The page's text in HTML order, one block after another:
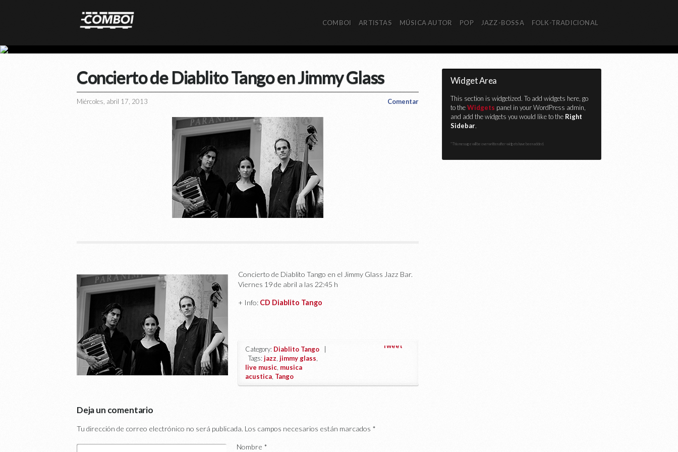
COMBOI ARTISTAS MÚSICA AUTOR POP JAZZ-BOSSA FOLK-TRADICIONAL
Concierto de Diablito Tango en Jimmy Glass
Miércoles, abril 17, 2013 Comentar
Concierto de Diablito Tango en el Jimmy Glass Jazz Bar.
Viernes 19 de abril a las 22:45 h
+ Info: CD Diablito Tango
Category: Diablito Tango|
Tags: jazz, jimmy glass,
live music, musica
acustica, Tango
Tweet
Deja un comentario
Tu dirección de correo electrónico no será publicada. Los campos necesarios están marcados *
Nombre *
Widget Area
This section is widgetized. To add widgets here, go
to theWidgets panel in your WordPress admin,
and add the widgets you would like to the Right
Sidebar.
*This message will be overwritten after widgets have been added.